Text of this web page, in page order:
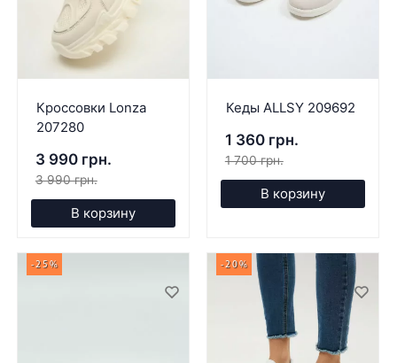
Кроссовки Lonza
207280
3 990 грн.
3 990 грн.
В корзину
Кеды ALLSY 209692
1 360 грн.
1 700 грн.
В корзину
-25% -20%